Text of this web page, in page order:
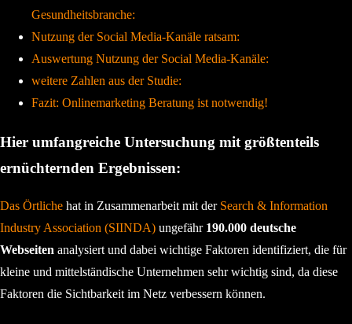
Gesundheitsbranche:
Nutzung der Social Media-Kanäle ratsam:
Auswertung Nutzung der Social Media-Kanäle:
weitere Zahlen aus der Studie:
Fazit: Onlinemarketing Beratung ist notwendig!
Hier umfangreiche Untersuchung mit größtenteils
ernüchternden Ergebnissen:
Das Örtlichehat in Zusammenarbeit mit der Search & Information
Industry Association (SIINDA)ungefähr 190.000 deutsche
Webseiten analysiert und dabei wichtige Faktoren identifiziert, die für
kleine und mittelständische Unternehmen sehr wichtig sind, da diese
Faktoren die Sichtbarkeit im Netz verbessern können.